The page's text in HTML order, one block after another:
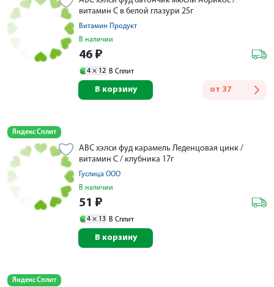
витамин С в белой глазури 25г
Витамин Продукт
В наличии
46 ₽
4 × 12 В Сплит
от 37
В корзину
Яндекс Сплит
АВС хэлси фуд карамель Леденцовая цинк /
витамин C / клубника 17г
Гуслица ООО
В наличии
51 ₽
4 × 13 В Сплит
В корзину
Яндекс Сплит